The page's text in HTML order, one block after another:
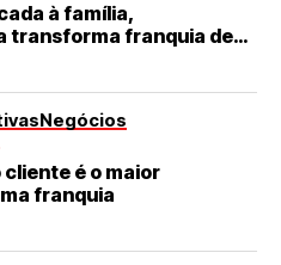
à família,
transforma franquia de
de destaque no RN
Negócios
é o maior
franquia